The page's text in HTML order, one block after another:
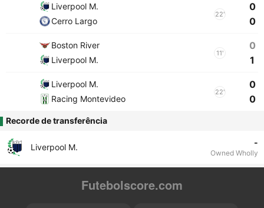
Liverpool M.
Cerro Largo
22'
0
0
Boston River
Liverpool M.
11'
0
1
Liverpool M.
Racing Montevideo
22'
0
0
Recorde de transferência
Liverpool M. -
Owned Wholly
Futebolscore.com